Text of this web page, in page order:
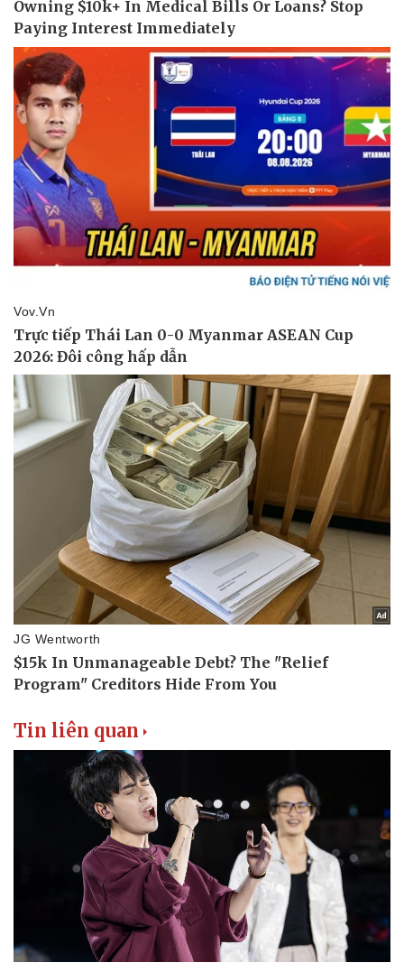
Sức khỏe
Dinh dưỡng - món ngon
Sản phụ khoa
Nam khoa
Làm đẹp - giảm cân
Phòng mạch online
Ăn sạch sống khỏe
Đời sống
Nhà đẹp
Tin liên quan